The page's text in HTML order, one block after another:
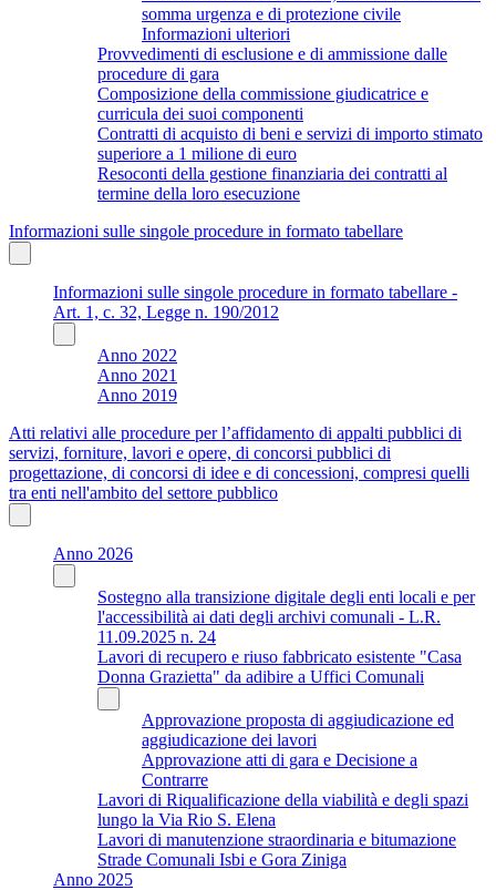
somma urgenza e di protezione civile
Informazioni ulteriori
Provvedimenti di esclusione e di ammissione dalle
procedure di gara
Composizione della commissione giudicatrice e
curricula dei suoi componenti
Contratti di acquisto di beni e servizi di importo stimato
superiore a 1 milione di euro
Resoconti della gestione finanziaria dei contratti al
termine della loro esecuzione
Informazioni sulle singole procedure in formato tabellare
Informazioni sulle singole procedure in formato tabellare -
Art. 1, c. 32, Legge n. 190/2012
Anno 2022
Anno 2021
Anno 2019
Atti relativi alle procedure per l’affidamento di appalti pubblici di
servizi, forniture, lavori e opere, di concorsi pubblici di
progettazione, di concorsi di idee e di concessioni, compresi quelli
tra enti nell'ambito del settore pubblico
Anno 2026
Sostegno alla transizione digitale degli enti locali e per
l'accessibilità ai dati degli archivi comunali - L.R.
11.09.2025 n. 24
Lavori di recupero e riuso fabbricato esistente "Casa
Donna Grazietta" da adibire a Uffici Comunali
Approvazione proposta di aggiudicazione ed
aggiudicazione dei lavori
Approvazione atti di gara e Decisione a
Contrarre
Lavori di Riqualificazione della viabilità e degli spazi
lungo la Via Rio S. Elena
Lavori di manutenzione straordinaria e bitumazione
Strade Comunali Isbi e Gora Ziniga
Anno 2025